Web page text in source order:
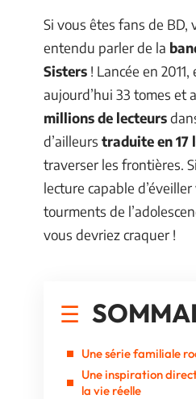
Si vous êtes fans de BD,
entendu parler de la
Sisters ! Lancée en
aujourd’hui 33 tomes et
millions de lecteurs
d’ailleurs traduite en 17
traverser les frontières.
lecture capable
tourments de
vous devriez craquer !
Une série familiale
Une inspiration
la vie réelle